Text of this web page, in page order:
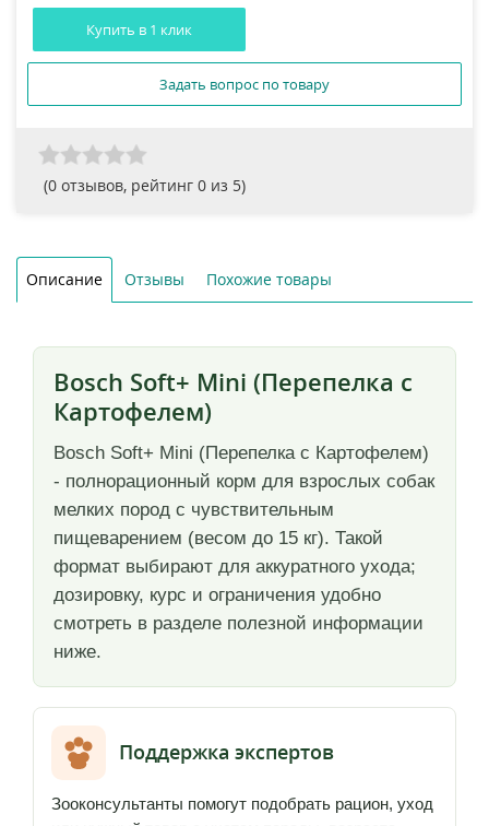
Купить в 1 клик
Задать вопрос по товару
(0 отзывов, рейтинг 0 из 5)
Описание Отзывы Похожие товары
Bosch Soft+ Mini (Перепелка с
Картофелем)
Bosch Soft+ Mini (Перепелка с Картофелем)
- полнорационный корм для взрослых собак
мелких пород с чувствительным
пищеварением (весом до 15 кг). Такой
формат выбирают для аккуратного ухода;
дозировку, курс и ограничения удобно
смотреть в разделе полезной информации
ниже.
Поддержка экспертов
Зооконсультанты помогут подобрать рацион, уход